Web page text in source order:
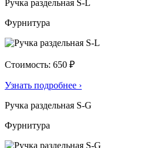
Ручка раздельная S-L
Фурнитура
Стоимость: 650 ₽
Узнать подробнее ›
Ручка раздельная S-G
Фурнитура